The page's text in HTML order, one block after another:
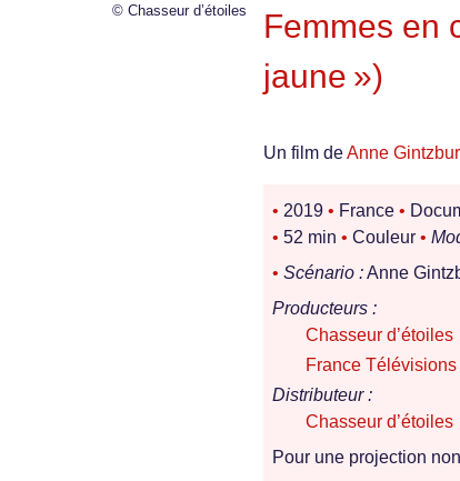
© Chasseur d’étoiles
Femmes en
jaune »)
Un film deAnne
• 2019 • France •
• 52 min • Couleur •
• Scénario :Anne
Producteurs :
Chasseur d’étoiles
France Télévisions
Distributeur :
Chasseur d’étoiles
Pour une projection